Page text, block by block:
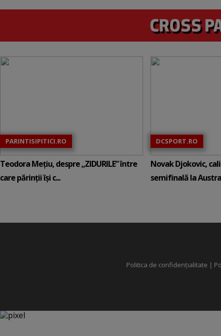
PARINTISIPITICI.RO
Teodora Mețiu, despre „ZIDURILE” între
care părinții își c...
DCSPORT.RO
Novak Djokovic,
semifinală la
Politica de confidențialitate |